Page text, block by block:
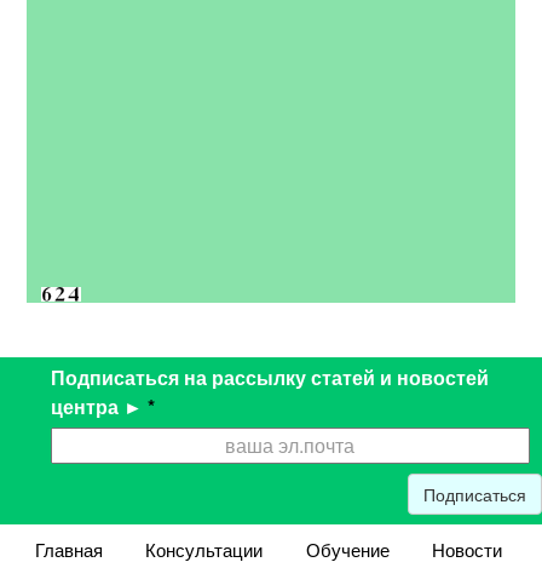
Подписаться на рассылку статей и новостей
центра ► *
Подписаться
Главная Консультации Обучение
Новости